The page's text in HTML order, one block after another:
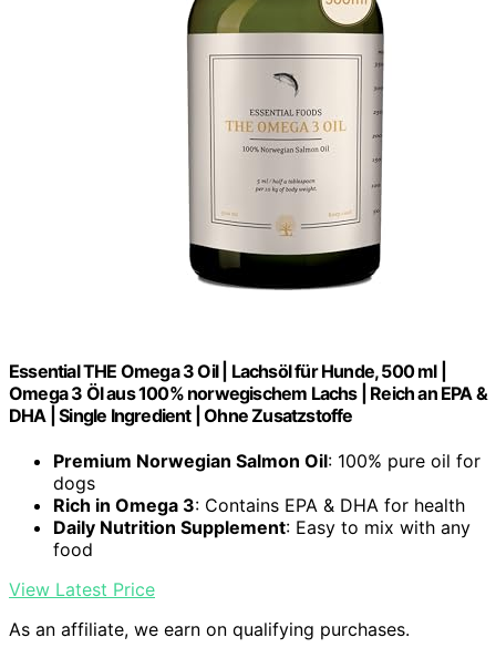
Essential THE Omega 3 Oil | Lachsöl für Hunde, 500 ml |
Omega 3 Öl aus 100% norwegischem Lachs | Reich an EPA &
DHA | Single Ingredient | Ohne Zusatzstoffe
Premium Norwegian Salmon Oil: 100% pure oil for
dogs
Rich in Omega 3: Contains EPA & DHA for health
Daily Nutrition Supplement: Easy to mix with any
food
View Latest Price
As an affiliate, we earn on qualifying purchases.